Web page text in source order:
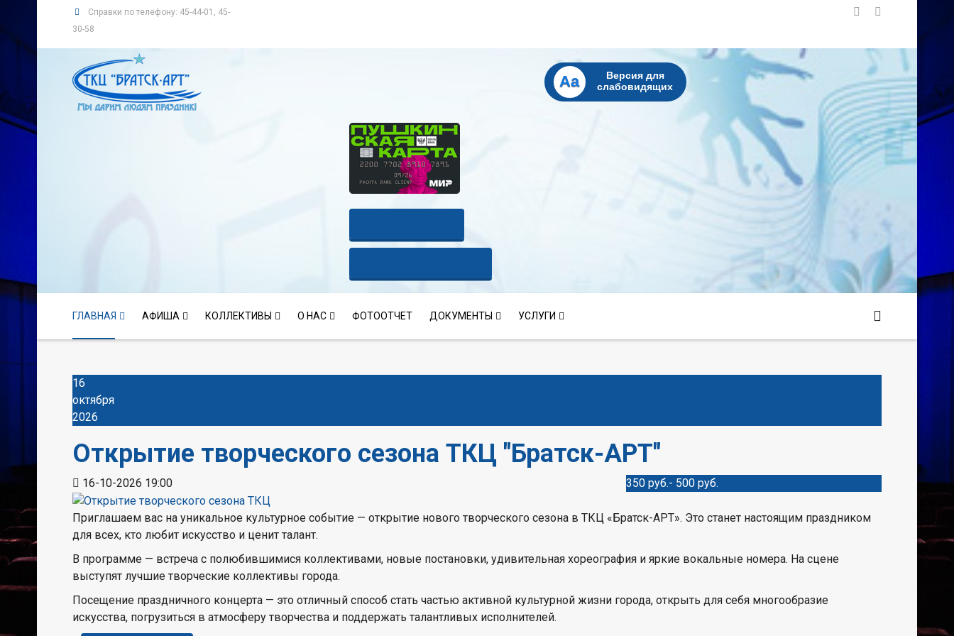
Справки по телефону: 45-44-01, 45-
30-58
Aa
Версия для
слабовидящих
ГЛАВНАЯ АФИША КОЛЛЕКТИВЫ О НАС ФОТООТЧЕТ ДОКУМЕНТЫ УСЛУГИ
16
октября
2026
Открытие творческого сезона ТКЦ "Братск-АРТ"
16-10-2026 19:00 350 руб.- 500 руб.
Приглашаем вас на уникальное культурное событие — открытие нового творческого сезона в ТКЦ «Братск-АРТ». Это станет настоящим праздником
для всех, кто любит искусство и ценит талант.
В программе — встреча с полюбившимися коллективами, новые постановки, удивительная хореография и яркие вокальные номера. На сцене
выступят лучшие творческие коллективы города.
Посещение праздничного концерта — это отличный способ стать частью активной культурной жизни города, открыть для себя многообразие
искусства, погрузиться в атмосферу творчества и поддержать талантливых исполнителей.